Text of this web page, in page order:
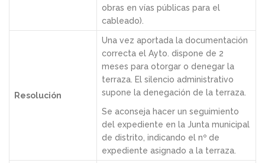
obras en vías públicas para el
cableado).
Resolución
Una vez aportada la documentación
correcta el Ayto. dispone de 2
meses para otorgar o denegar la
terraza. El silencio administrativo
supone la denegación de la terraza.
Se aconseja hacer un seguimiento
del expediente en la Junta municipal
de distrito, indicando el nº de
expediente asignado a la terraza.